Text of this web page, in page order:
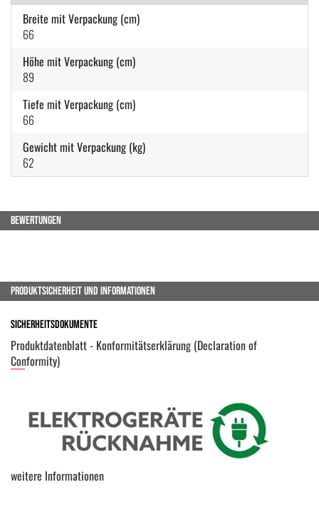
Breite mit Verpackung (cm)
66
Höhe mit Verpackung (cm)
89
Tiefe mit Verpackung (cm)
66
Gewicht mit Verpackung (kg)
62
BEWERTUNGEN
PRODUKTSICHERHEIT UND INFORMATIONEN
Sicherheitsdokumente
Produktdatenblatt - Konformitätserklärung (Declaration of
Conformity)
weitere Informationen